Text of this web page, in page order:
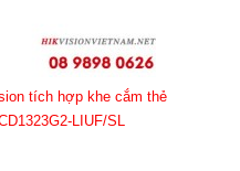
tích hợp khe cắm thẻ
LIUF/SL